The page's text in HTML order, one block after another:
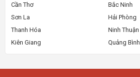
Cần Thơ
Bắc Ninh
Sơn La
Hải Phòng
Thanh Hóa
Ninh Thuận
Kiên Giang
Quảng Bình